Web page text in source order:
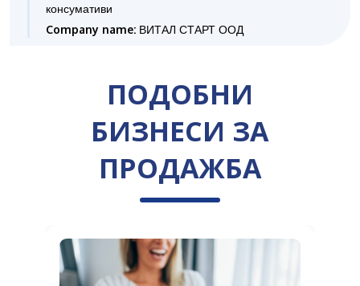
консумативи
Company name: ВИТАЛ СТАРТ ООД
ПОДОБНИ
БИЗНЕСИ ЗА
ПРОДАЖБА